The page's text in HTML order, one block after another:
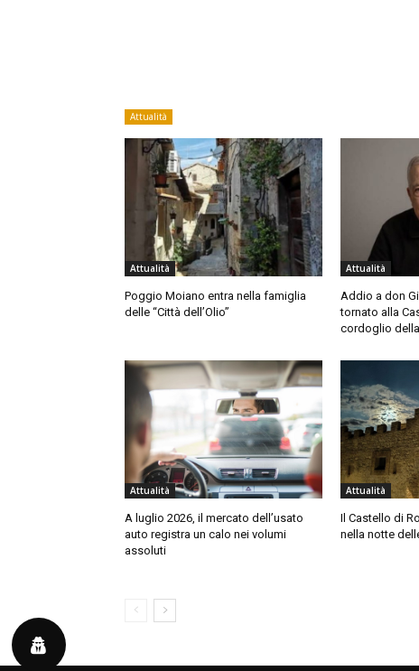
Attualità
Attualità
Poggio Moiano entra nella famiglia
delle “Città dell’Olio”
Attualità
Addio a don
tornato alla
cordoglio
Attualità
A luglio 2026, il mercato dell’usato
auto registra un calo nei volumi
assoluti
Attualità
Il Castello di
nella notte